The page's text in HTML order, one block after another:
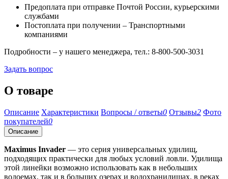
Предоплата при отправке Почтой России, курьерскими
службами
Постоплата при получении – Транспортными
компаниями
Подробности – у нашего менеджера, тел.: 8-800-500-3031
Задать вопрос
О товаре
Описание Характеристики Вопросы / ответы0 Отзывы2 Фото
покупателей0
Описание
Maximus Invader — это серия универсальных удилищ,
подходящих практически для любых условий ловли. Удилища
этой линейки возможно использовать как в небольших
водоемах, так и в больших озерах и водохранилищах, в реках